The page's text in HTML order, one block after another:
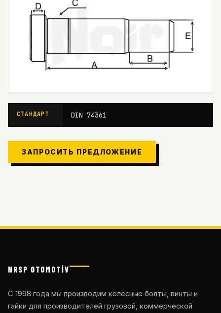
СТАНДАРТ DIN 74361
ЗАПРОСИТЬ ПРЕДЛОЖЕНИЕ
NRSP OTOMOTİV
С 1998 года мы производим колёсные болты, винты и
гайки для производителей грузовой, коммерческой